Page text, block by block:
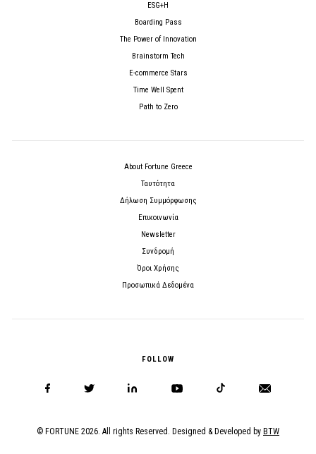
ESG+H
Boarding Pass
The Power of Innovation
Brainstorm Tech
E-commerce Stars
Time Well Spent
Path to Zero
About Fortune Greece
Ταυτότητα
Δήλωση Συμμόρφωσης
Επικοινωνία
Newsletter
Συνδρομή
Όροι Χρήσης
Προσωπικά Δεδομένα
FOLLOW
© FORTUNE 2026. All rights Reserved. Designed & Developed by BTW